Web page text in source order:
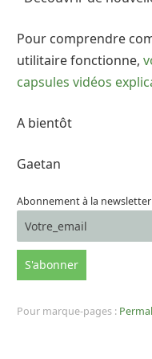
Pour comprendre
utilitaire fonctionne,
capsules vidéos
A bientôt
Gaetan
Abonnement à la
Pour marque-pages :